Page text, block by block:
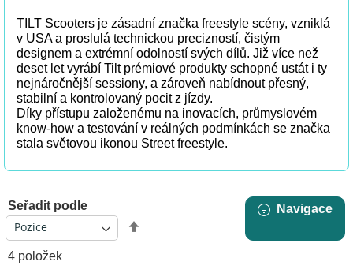
TILT Scooters je zásadní značka freestyle scény, vzniklá
v USA a proslulá technickou precizností, čistým
designem a extrémní odolností svých dílů. Již více než
deset let vyrábí Tilt prémiové produkty schopné ustát i ty
nejnáročnější sessiony, a zároveň nabídnout přesný,
stabilní a kontrolovaný pocit z jízdy.
Díky přístupu založenému na inovacích, průmyslovém
know-how a testování v reálných podmínkách se značka
stala světovou ikonou Street freestyle.
4 položek
Seřadit podle
Navigace